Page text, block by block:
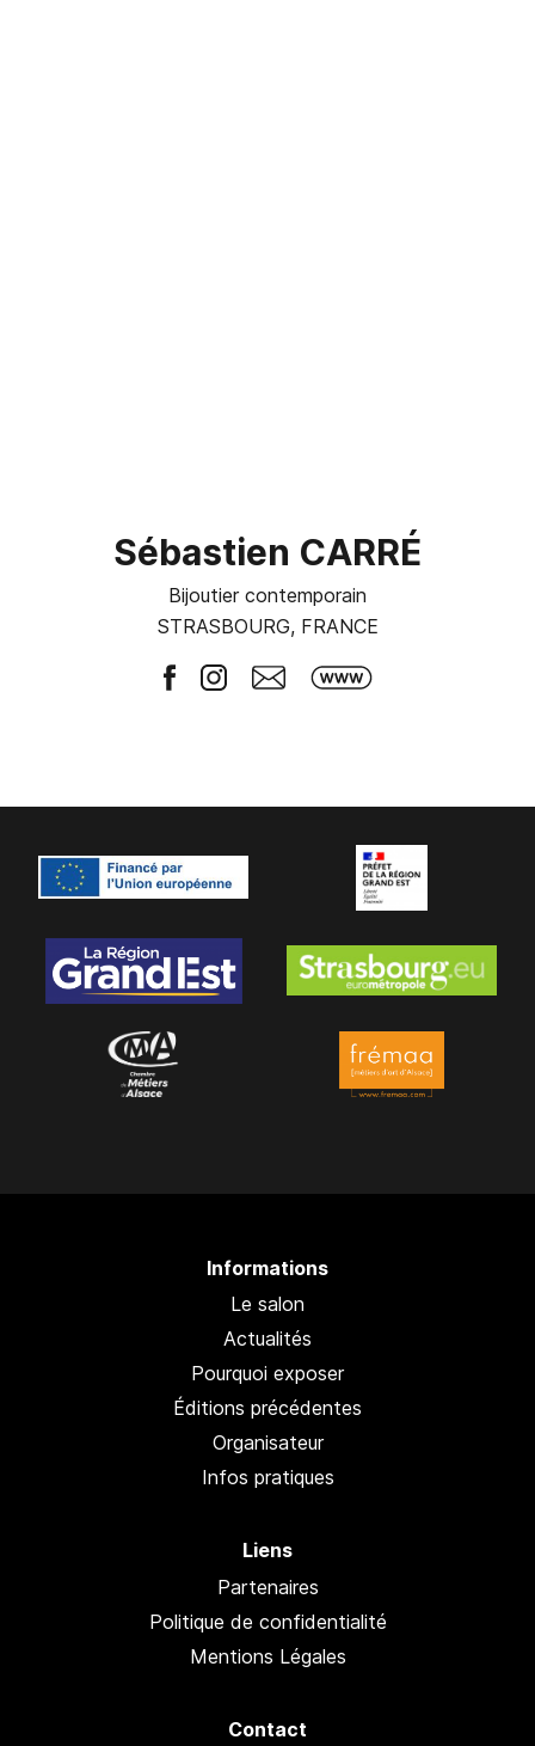
Sébastien CARRÉ
Bijoutier contemporain
STRASBOURG, FRANCE
Informations
Le salon
Actualités
Pourquoi exposer
Éditions précédentes
Organisateur
Infos pratiques
Liens
Partenaires
Politique de confidentialité
Mentions Légales
Contact